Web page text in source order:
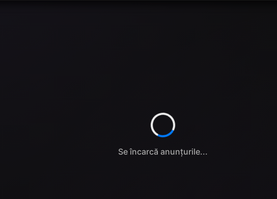
Se încarcă anunțurile...